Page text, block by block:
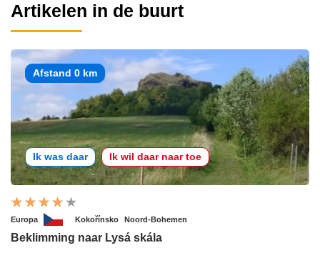
Artikelen in de buurt
Afstand 0 km
Ik was daar Ik wil daar naar toe
Europa Kokořínsko Noord-Bohemen
Beklimming naar Lysá skála